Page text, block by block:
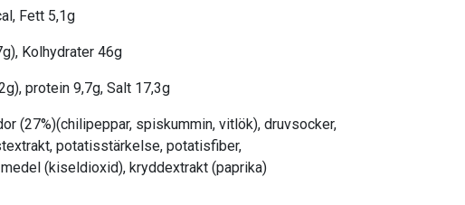
Fett 5,1g
Kolhydrater 46g
protein 9,7g, Salt 17,3g
(27%)(chilipeppar, spiskummin, vitlök), druvsocker,
potatisstärkelse, potatisfiber,
(kiseldioxid), kryddextrakt (paprika)